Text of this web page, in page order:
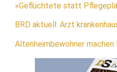
»Geflüchtete statt
BRD aktuell: Arzt
Altenheimbewohner